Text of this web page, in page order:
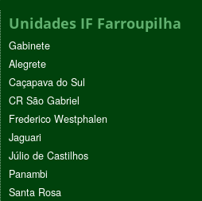
Unidades IF Farroupilha
Gabinete
Alegrete
Caçapava do Sul
CR São Gabriel
Frederico Westphalen
Jaguari
Júlio de Castilhos
Panambi
Santa Rosa